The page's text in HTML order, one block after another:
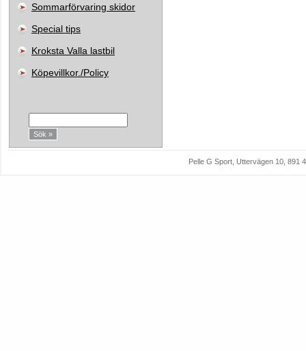
Sommarförvaring skidor
Special tips
Kroksta Valla lastbil
Köpevillkor./Policy
Pelle G Sport, Uttervägen 10, 891